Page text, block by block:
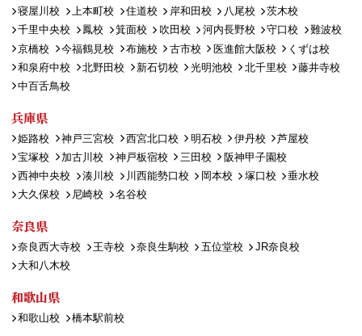
寝屋川校
上本町校 住道校 岸和田校 八尾校
茨木校
千里中央校
鳳校 箕面校 吹田校 河内長野校 守口校
難波校
京橋校
今福鶴見校 布施校 古市校 医進館大阪校
くずは校
和泉府中校
北野田校 新石切校 光明池校 北千里校
藤井寺校
中百舌鳥校
兵庫県
姫路校 神戸三宮校 西宮北口校 明石校 伊丹校
芦屋校
宝塚校
加古川校 神戸板宿校 三田校
阪神甲子園校
西神中央校
湊川校 川西能勢口校 岡本校 塚口校
垂水校
大久保校
尼崎校 名谷校
奈良県
奈良西大寺校 王寺校 奈良生駒校 五位堂校
JR奈良校
大和八木校
和歌山県
和歌山校 橋本駅前校